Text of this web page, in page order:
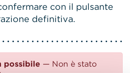
con il pulsante
definitiva.
possibile — Non è stato